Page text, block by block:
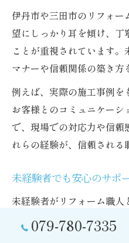
伊丹市や三田市のリフォ
望にしっかり耳を傾け、丁
ことが重視されています
マナーや信頼関係の築き方
例えば、実際の施工事例を
お客様とのコミュニケーシ
で、現場での対応力や信頼
れらの経験が、信頼される
未経験者でも安心のサポ
未経験者がリフォーム職人
は、研修・教育体制がし
社真和テックをはじめ、
079-780-7335